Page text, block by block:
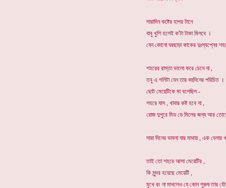
সারাদিন কষ্টের হাপর টানে
বাবু খুশি হলেই ক'টা টাকা মিলবে ।
যেন কোনো ঘরছাড়া কাকের দুঃস্বপ্নের
শহরের রাস্তা ভালো করে চেনে না ,
তবু এ গলিটা যেন তার বহুদিনের পরিচিত ।
ছোট মেয়েটিকে মা বলেছিল -
শহরে যাস , খাবার কষ্ট হবে না ,
রোজ দুপুরে মিড ডে মিলের জন্য আর
সারা দিনের ভাবনা যার মাথায় , এক বেলার
তাই তো শহরে আসা মেয়েটির ,
কি সুন্দর হয়েছে মেয়েটি ,
মুখে রং না মাখলেও যে কোন পুরুষ তার